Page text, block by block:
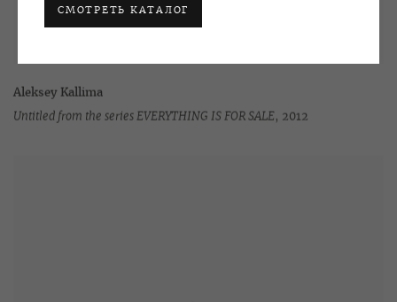
Aleksey Kallima
Untitled from the series EVERYTHING IS FOR SALE, 2012
СМОТРЕТЬ КАТАЛОГ